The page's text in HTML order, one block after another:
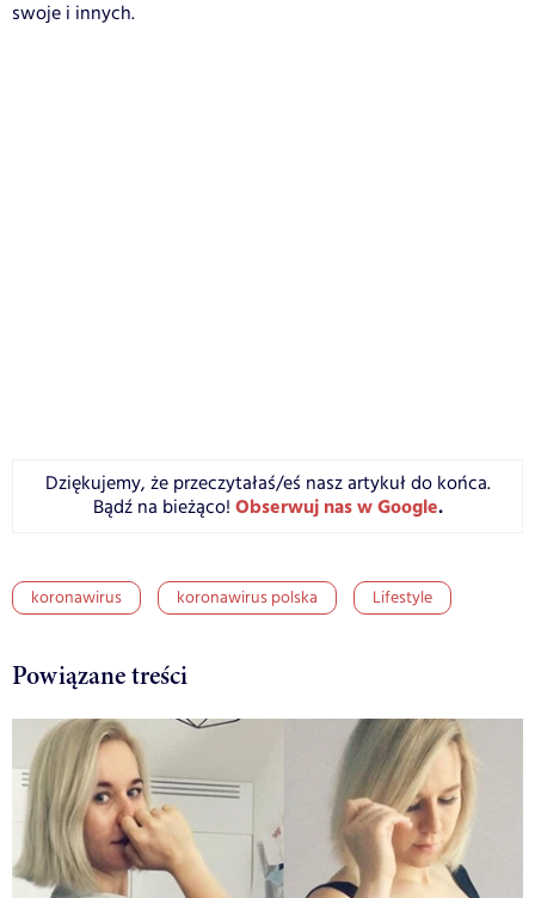
swoje i innych.
Dziękujemy, że przeczytałaś/eś nasz artykuł do końca.
Bądź na bieżąco! Obserwuj nas w Google.
koronawirus koronawirus polska Lifestyle
Powiązane treści